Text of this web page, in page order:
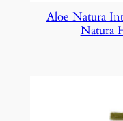
Aloe Natura
Natura